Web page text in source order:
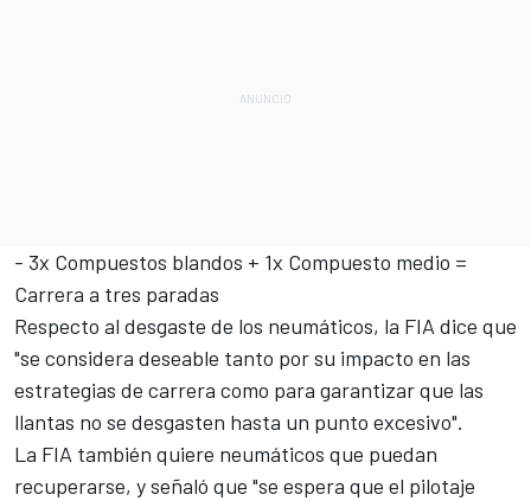
- 3x Compuestos blandos + 1x Compuesto medio =
Carrera a tres paradas
Respecto al desgaste de los neumáticos, la FIA dice que
"se considera deseable tanto por su impacto en las
estrategias de carrera como para garantizar que las
llantas no se desgasten hasta un punto excesivo".
La FIA también quiere neumáticos que puedan
recuperarse, y señaló que "se espera que el pilotaje